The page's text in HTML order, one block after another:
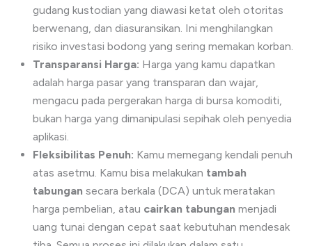
gudang kustodian yang diawasi ketat oleh otoritas
berwenang, dan diasuransikan. Ini menghilangkan
risiko investasi bodong yang sering memakan korban.
Transparansi Harga: Harga yang kamu dapatkan
adalah harga pasar yang transparan dan wajar,
mengacu pada pergerakan harga di bursa komoditi,
bukan harga yang dimanipulasi sepihak oleh penyedia
aplikasi.
Fleksibilitas Penuh: Kamu memegang kendali penuh
atas asetmu. Kamu bisa melakukan tambah
tabungan secara berkala (DCA) untuk meratakan
harga pembelian, atau cairkan tabungan menjadi
uang tunai dengan cepat saat kebutuhan mendesak